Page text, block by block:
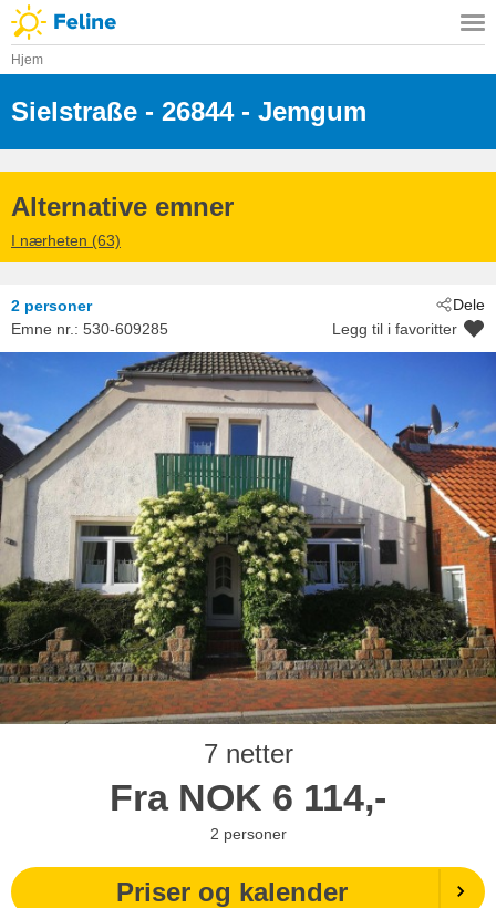
Hjem
Sielstraße - 26844 - Jemgum
Alternative emner
I nærheten (63)
Dele
2 personer
Emne nr.: 530-609285 Legg til i favoritter
7 netter
Fra NOK 6 114,-
2 personer
Priser og kalender